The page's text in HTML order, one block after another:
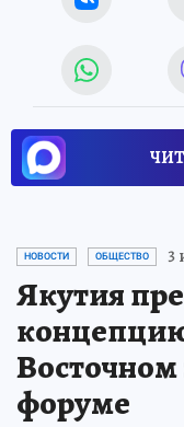
НОВОСТИ ОБЩЕСТВО 3
Якутия
форуме